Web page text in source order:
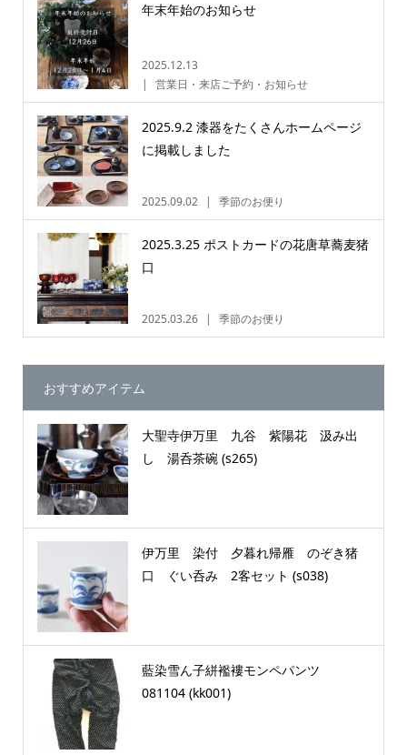
年末年始のお知らせ
2025.12.13
営業日・来店ご予約・お知らせ
2025.9.2 漆器をたくさんホームページ
に掲載しました
2025.09.02 季節のお便り
2025.3.25 ポストカードの花唐草蕎麦猪
口
2025.03.26 季節のお便り
おすすめアイテム
大聖寺伊万里 九谷 紫陽花 汲み出
し 湯呑茶碗 (s265)
伊万里 染付 夕暮れ帰雁 のぞき猪
口 ぐい呑み 2客セット (s038)
藍染雪ん子絣襤褸モンペパンツ
081104 (kk001)